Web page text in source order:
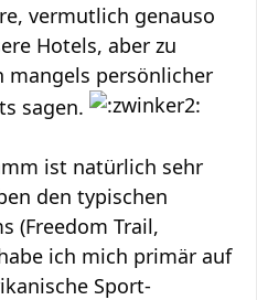
vermutlich genauso
Hotels, aber zu
mangels persönlicher
sagen.
ist natürlich sehr
den typischen
(Freedom Trail,
ich mich primär auf
Sport-